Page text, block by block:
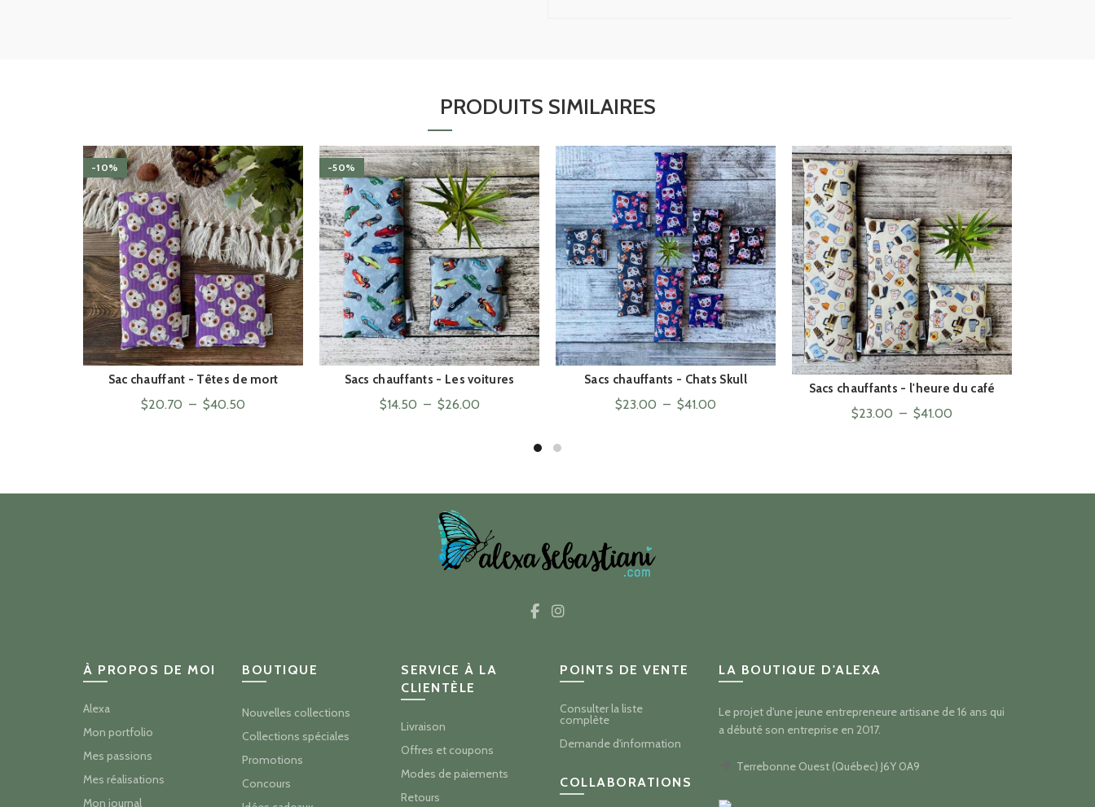
PRODUITS SIMILAIRES
-10%
ACHAT RAPIDE
Sac chauffant - Têtes de mort
$20.70 – $40.50
-50%
ACHAT RAPIDE
Sacs chauffants - Les voitures
$14.50 – $26.00Plage
ACHAT RAPIDE
Sacs chauffants - Chats Skull
$23.00 – $41.00
ACHAT RAPIDE
Sacs chauffants - l'heure du café
$23.00 – $41.00
à
À PROPOS DE MOI
Alexa
Mon portfolio
Mes passions
Mes réalisations
Mon journal
BOUTIQUE
Nouvelles collections
Collections spéciales
Promotions
Concours
SERVICE À LA
CLIENTÈLE
Livraison
Offres et coupons
Modes de paiements
Retours
POINTS DE VENTE
Consulter la liste
complète
Demande d'information
COLLABORATIONS
LA BOUTIQUE D'ALEXA
Le projet d'une jeune entrepreneure artisane de 16 ans qui
a débuté son entreprise en 2017.
Terrebonne Ouest (Québec) J6Y 0A9